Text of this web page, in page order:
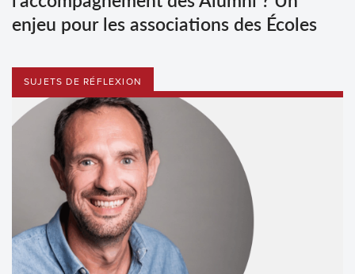
enjeu pour les associations des Écoles
SUJETS DE RÉFLEXION